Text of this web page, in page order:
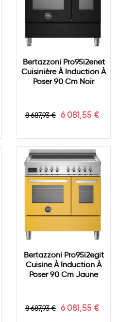
Bertazzoni Pro95i2enet
Cuisinière À Induction À
Poser 90 Cm Noir
Prix
8 687,93 € Prix
6 081,55 €
Bertazzoni Pro95i2egit
Cuisine À Induction À
Poser 90 Cm Jaune
Prix
8 687,93 € Prix
6 081,55 €